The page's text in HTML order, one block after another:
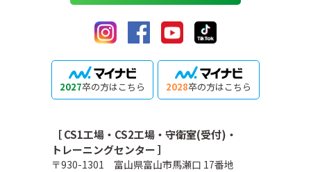
2027卒の方はこちら 2028卒の方はこちら
［ CS1工場・CS2工場・守衛室(受付)・
トレーニングセンター ］
〒930-1301 富山県富山市馬瀬口 17番地